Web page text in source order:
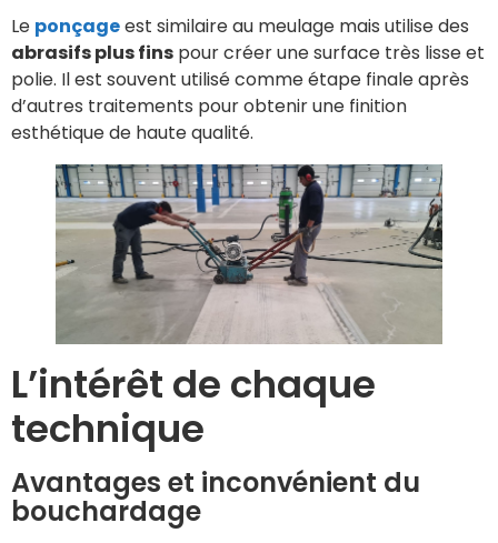
Le ponçageest similaire au meulage mais utilise des
abrasifs plus fins pour créer une surface très lisse et
polie. Il est souvent utilisé comme étape finale après
d’autres traitements pour obtenir une finition
esthétique de haute qualité.
L’intérêt de chaque
technique
Avantages et inconvénient du
bouchardage